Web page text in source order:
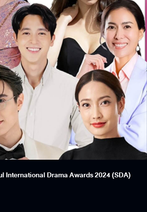
International Drama Awards 2024 (SDA)